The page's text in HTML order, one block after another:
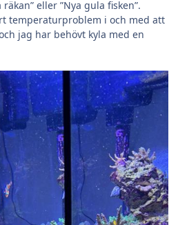
eller ”Nya gula fisken”.
temperaturproblem i och med att
jag har behövt kyla med en